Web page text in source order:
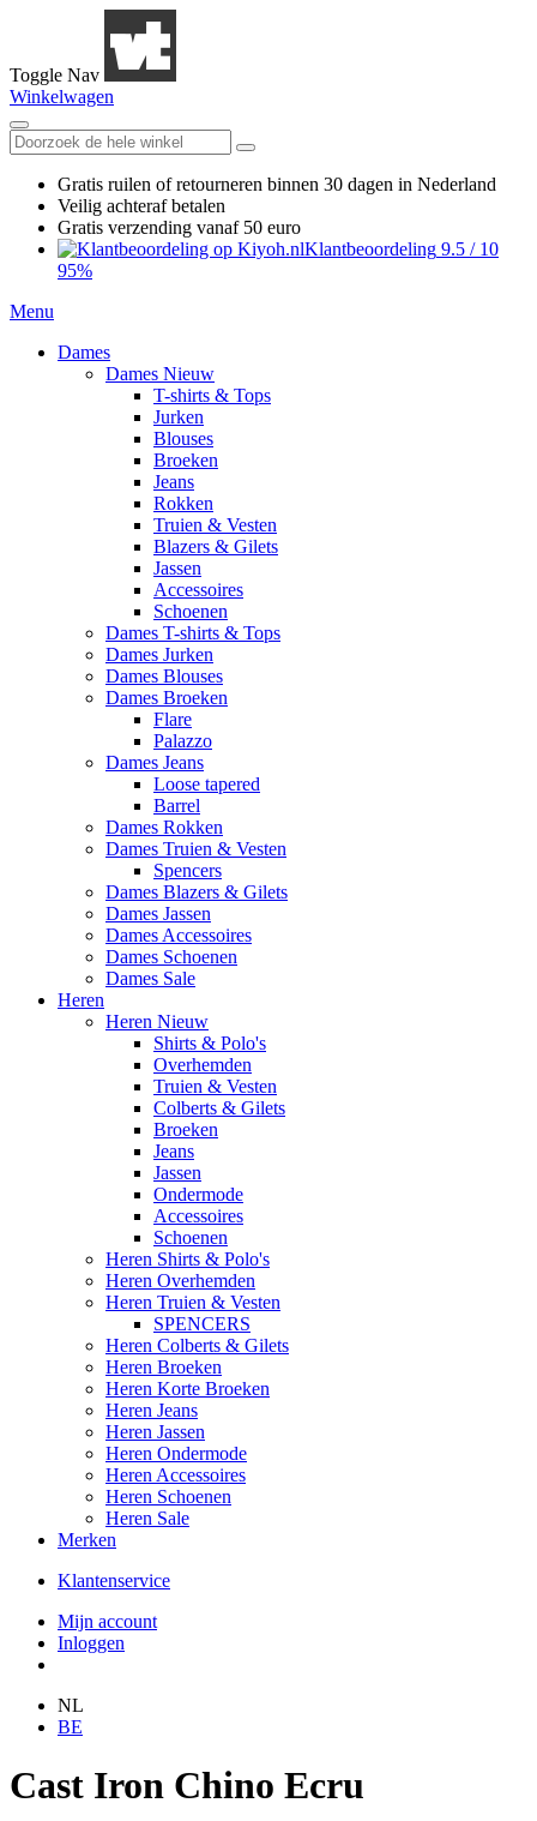
Toggle Nav
Winkelwagen
Gratis ruilen of retourneren binnen 30 dagen in Nederland
Veilig achteraf betalen
Gratis verzending vanaf 50 euro
Klantbeoordeling 9.5 / 10
95%
Menu
Dames
Dames Nieuw
T-shirts & Tops
Jurken
Blouses
Broeken
Jeans
Rokken
Truien & Vesten
Blazers & Gilets
Jassen
Accessoires
Schoenen
Dames T-shirts & Tops
Dames Jurken
Dames Blouses
Dames Broeken
Flare
Palazzo
Dames Jeans
Loose tapered
Barrel
Dames Rokken
Dames Truien & Vesten
Spencers
Dames Blazers & Gilets
Dames Jassen
Dames Accessoires
Dames Schoenen
Dames Sale
Heren
Heren Nieuw
Shirts & Polo's
Overhemden
Truien & Vesten
Colberts & Gilets
Broeken
Jeans
Jassen
Ondermode
Accessoires
Schoenen
Heren Shirts & Polo's
Heren Overhemden
Heren Truien & Vesten
SPENCERS
Heren Colberts & Gilets
Heren Broeken
Heren Korte Broeken
Heren Jeans
Heren Jassen
Heren Ondermode
Heren Accessoires
Heren Schoenen
Heren Sale
Merken
Klantenservice
Mijn account
Inloggen
NL
BE
Cast Iron Chino Ecru